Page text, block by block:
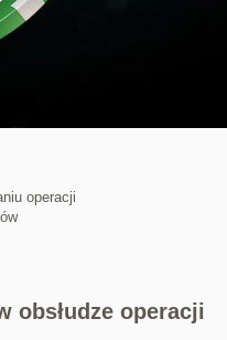
operacji
obsłudze operacji